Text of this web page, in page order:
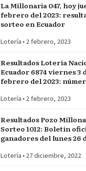
La Millonaria 047, hoy
febrero del 2023:
sorteo en Ecuador
Lotería • 2 febrero, 2023
Resultados Lotería
Ecuador 6874 viernes 3
febrero del 2023:
Suertuda
Lotería • 2 febrero, 2023
Resultados Pozo
Sorteo 1012: Boletín
ganadores del lunes 26
Lotería • 27 diciembre, 2022